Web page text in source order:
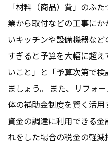
「材料（商品）費」のふ
業から取付などの工事に
いキッチンや設備機器な
すぎると予算を大幅に超
いこと」と「予算次第で
ましょう。 また、リフォ
体の補助金制度を賢く活
資金の調達に利用できる
れをした場合の税金の軽